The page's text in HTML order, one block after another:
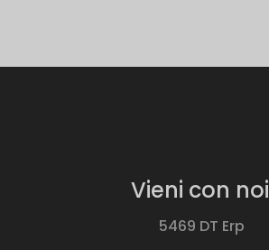
Vieni con noi
5469 DT Erp